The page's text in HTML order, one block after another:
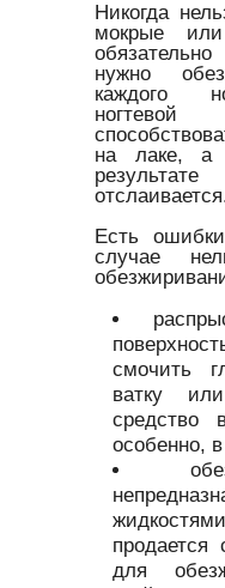
Никогда
мокрые
нужно
каждого
на лаке, а
Есть
случае
смочить
ватку
средство
особенно,
продается
для